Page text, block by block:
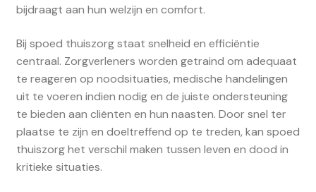
bijdraagt aan hun welzijn en comfort.
Bij spoed thuiszorg staat snelheid en efficiëntie
centraal. Zorgverleners worden getraind om adequaat
te reageren op noodsituaties, medische handelingen
uit te voeren indien nodig en de juiste ondersteuning
te bieden aan cliënten en hun naasten. Door snel ter
plaatse te zijn en doeltreffend op te treden, kan spoed
thuiszorg het verschil maken tussen leven en dood in
kritieke situaties.